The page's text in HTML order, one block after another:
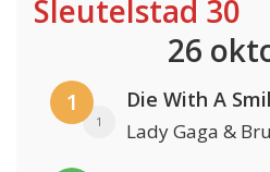
Sleutelstad 30
26
1
1
Die With A
Lady Gaga &